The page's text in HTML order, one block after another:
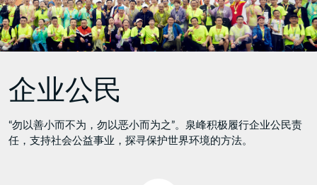
全球业务
招贤纳士
新闻中心
are
here
企业公民
“勿以善小而不为，勿以恶小而为之”。泉峰积极履行企业公民责
任，支持社会公益事业，探寻保护世界环境的方法。